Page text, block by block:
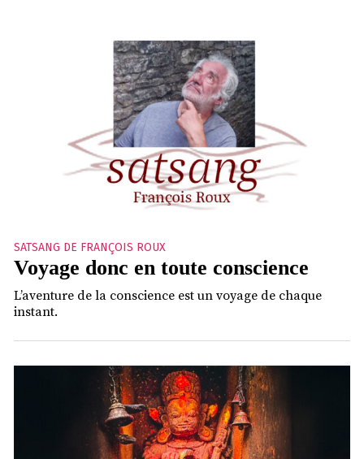
SATSANG DE FRANÇOIS ROUX
Voyage donc en toute conscience
L’aventure de la conscience est un voyage de chaque
instant.